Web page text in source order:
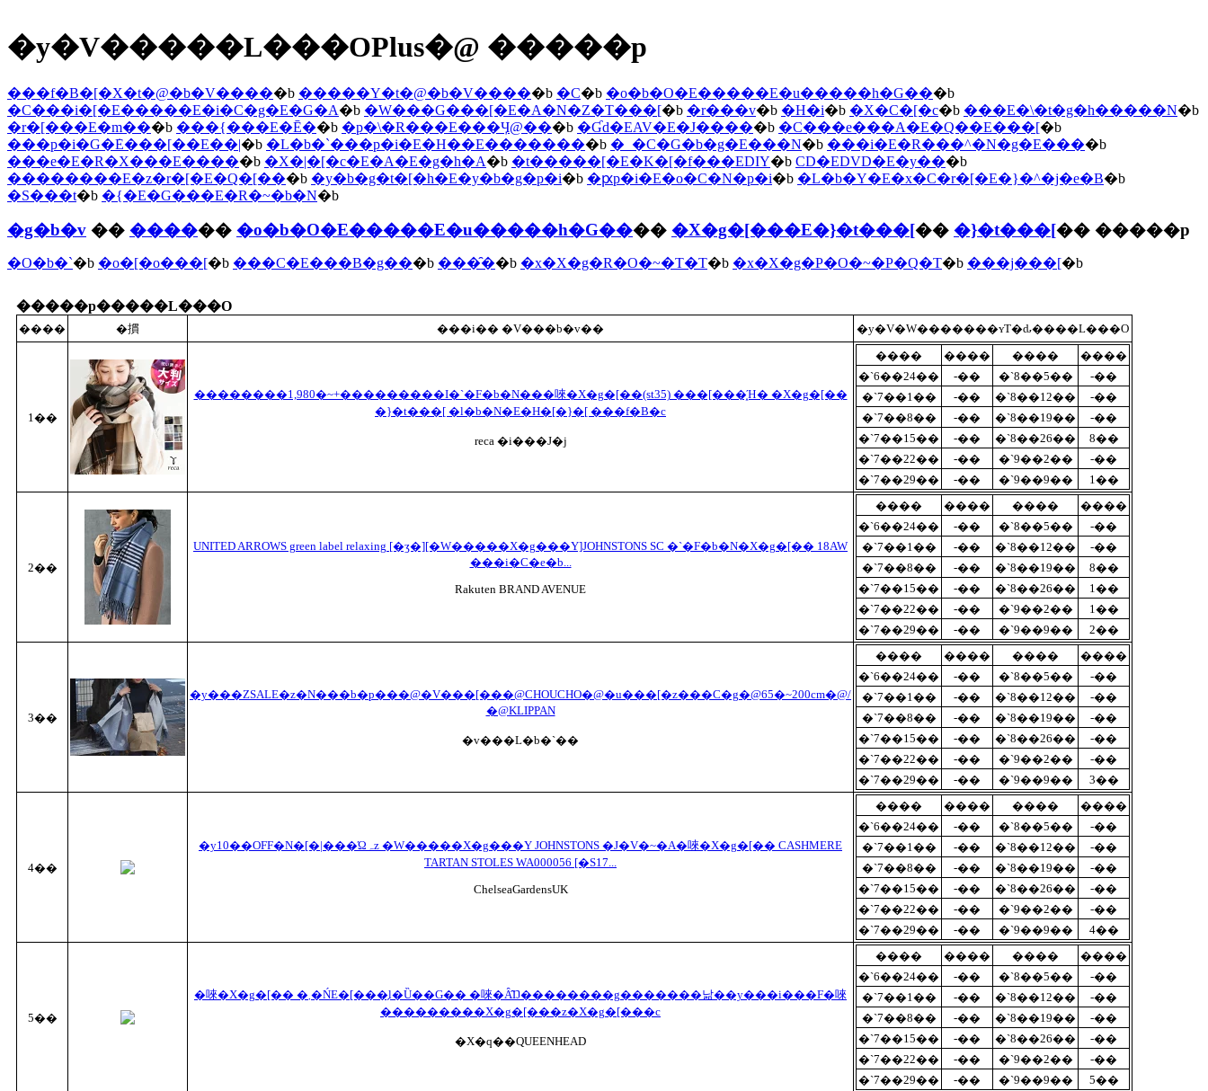
�y�V�����L���OPlus�@ �����p
���f�B�[�X�t�@�b�V�����b �����Y�t�@�b�V�����b �C�b �o�b�O�E�����E�u�����h�G���b
�C���i�[�E�����E�i�C�g�E�G�A�b �W���G���[�E�A�N�Z�T���[�b �r���v�b �H�i�b �X�C�[�c�b ���E�\�t�g�h�����N�b
�r�[���E�m���b ���{���E�Ē��b �p�\�R���E���Ӌ@���b �Ɠd�EAV�E�J�����b �C���e���A�E�Q��E���[�b
���p�i�G�݁E���[��E��|�b �L�b�`���p�i�E�H��E��������b �_�C�G�b�g�E���N�b ���i�E�R���^�N�g�E����b
���e�E�R�X���E�����b �X�|�[�c�E�A�E�g�h�A�b �t�����[�E�K�[�f���EDIY�b CD�EDVD�E�y���b
��������E�z�r�[�E�Q�[���b �y�b�g�t�[�h�E�y�b�g�p�i�b �ԗp�i�E�o�C�N�p�i�b �L�b�Y�E�x�C�r�[�E�}�^�j�e�B�b
�S���t�b �{�E�G���E�R�~�b�N�b
�g�b�v �� ������ �o�b�O�E�����E�u�����h�G���� �X�g�[���E�}�t���[�� �}�t���[�� �����p
�O�b�`�b �o�[�o���[�b ���C�E���B�g���b ���̑��b �x�X�g�R�O�~�T�T�b �x�X�g�P�O�~�P�Q�T�b ���j���[�b
�����p�����L���O
���� �摜 ���i�� �V���b�v�� �y�V�W�������ʏT�ԃ����L���O
1��
��������1,980�~+���������I�`�F�b�N���唻�X�g�[��(st35) ���[���֑Ή� �X�g�[��
�}�t���[ �l�b�N�E�H�[�}�[ ���f�B�c
reca �i���J�j
���� ���� ����
����
�`6��24��
-�� �`8��5��
-��
�`7��1��
-�� �`8��12��
-��
�`7��8��
-�� �`8��19��
-��
�`7��15��
-�� �`8��26��
8��
�`7��22��
-�� �`9��2��
-��
�`7��29��
-�� �`9��9�� 1��
2��
UNITED ARROWS green label relaxing [�ʒ�][�W�����X�g���Y]JOHNSTONS SC �`�F�b�N�X�g�[�� 18AW
���i�C�e�b...
Rakuten BRAND AVENUE
���� ���� ����
����
�`6��24��
-�� �`8��5��
-��
�`7��1��
-�� �`8��12��
-��
�`7��8��
-�� �`8��19��
8��
�`7��15��
-�� �`8��26��
1��
�`7��22��
-�� �`9��2��
1��
�`7��29��
-�� �`9��9�� 2��
3��
�y���ZSALE�z�N���b�p���@�V���[���@CHOUCHO�@�u���[�z���C�g�@65�~200cm�@/
�@KLIPPAN
�v���L�b�`��
���� ���� ����
����
�`6��24��
-�� �`8��5��
-��
�`7��1��
-�� �`8��12��
-��
�`7��8��
-�� �`8��19��
-��
�`7��15��
-�� �`8��26��
-��
�`7��22��
-�� �`9��2��
-��
�`7��29��
-�� �`9��9�� 3��
4��
�y10��OFF�N�[�|���Ώہz �W�����X�g���Y JOHNSTONS �J�V�~�A�唻�X�g�[�� CASHMERE
TARTAN STOLES WA000056 [�S17...
ChelseaGardensUK
���� ���� ����
����
�`6��24��
-�� �`8��5��
-��
�`7��1��
-�� �`8��12��
-��
�`7��8��
-�� �`8��19��
-��
�`7��15��
-�� �`8��26��
-��
�`7��22��
-�� �`9��2��
-��
�`7��29��
-�� �`9��9�� 4��
5��
�唻�X�g�[�� �܂�ŃE�[���̗l�Ȕ��G�� �唻�Ȃ̂Ŋ��������g�������낢��y���i���F�唻
���������X�g�[���z�X�g�[���c
�X�q��QUEENHEAD
���� ���� ����
����
�`6��24��
-�� �`8��5��
-��
�`7��1��
-�� �`8��12��
-��
�`7��8��
-�� �`8��19��
-��
�`7��15��
-�� �`8��26��
-��
�`7��22��
-�� �`9��2��
-��
�`7��29��
-�� �`9��9�� 5��